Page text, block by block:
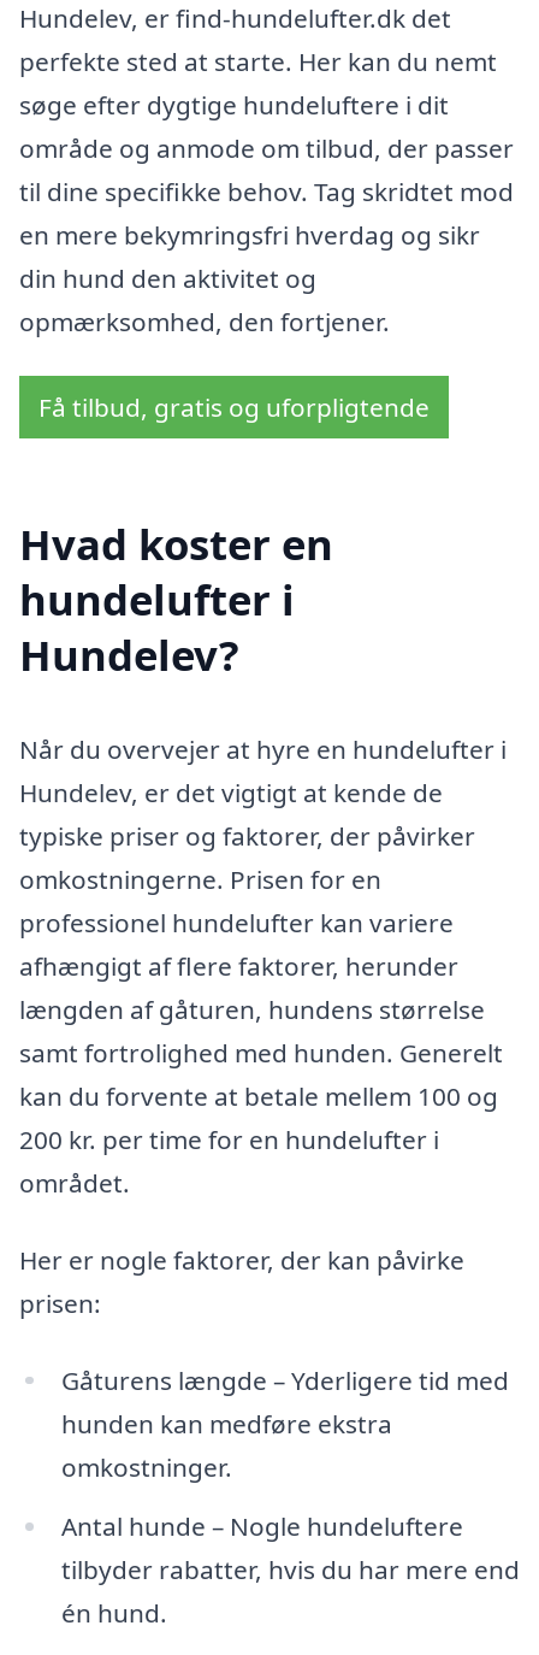
Hundelev, er find-hundelufter.dk det
perfekte sted at starte. Her kan du nemt
søge efter dygtige hundeluftere i dit
område og anmode om tilbud, der passer
til dine specifikke behov. Tag skridtet mod
en mere bekymringsfri hverdag og sikr
din hund den aktivitet og
opmærksomhed, den fortjener.
Få tilbud, gratis og uforpligtende
Hvad koster en
hundelufter i
Hundelev?
Når du overvejer at hyre en hundelufter i
Hundelev, er det vigtigt at kende de
typiske priser og faktorer, der påvirker
omkostningerne. Prisen for en
professionel hundelufter kan variere
afhængigt af flere faktorer, herunder
længden af gåturen, hundens størrelse
samt fortrolighed med hunden. Generelt
kan du forvente at betale mellem 100 og
200 kr. per time for en hundelufter i
området.
Her er nogle faktorer, der kan påvirke
prisen:
Gåturens længde – Yderligere tid med
hunden kan medføre ekstra
omkostninger.
Antal hunde – Nogle hundeluftere
tilbyder rabatter, hvis du har mere end
én hund.